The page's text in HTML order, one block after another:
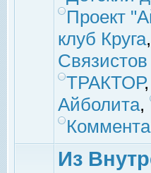
Проект
клуб Круга,
Связистов
ТРАКТОР,
Айболита,
Из